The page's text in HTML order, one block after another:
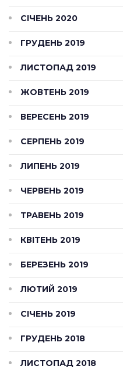
СІЧЕНЬ 2020
ГРУДЕНЬ 2019
ЛИСТОПАД 2019
ЖОВТЕНЬ 2019
ВЕРЕСЕНЬ 2019
СЕРПЕНЬ 2019
ЛИПЕНЬ 2019
ЧЕРВЕНЬ 2019
ТРАВЕНЬ 2019
КВІТЕНЬ 2019
БЕРЕЗЕНЬ 2019
ЛЮТИЙ 2019
СІЧЕНЬ 2019
ГРУДЕНЬ 2018
ЛИСТОПАД 2018